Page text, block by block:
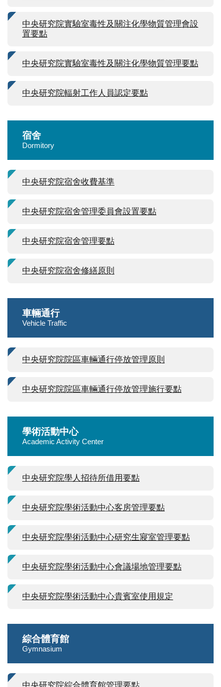
中央研究院實驗室毒性及關注化學物質管理會設
置要點
中央研究院實驗室毒性及關注化學物質管理要點
中央研究院輻射工作人員認定要點
宿舍
Dormitory
中央研究院宿舍收費基準
中央研究院宿舍管理委員會設置要點
中央研究院宿舍管理要點
中央研究院宿舍修繕原則
車輛通行
Vehicle Traffic
中央研究院院區車輛通行停放管理原則
中央研究院院區車輛通行停放管理施行要點
學術活動中心
Academic Activity Center
中央研究院學人招待所借用要點
中央研究院學術活動中心客房管理要點
中央研究院學術活動中心研究生寢室管理要點
中央研究院學術活動中心會議場地管理要點
中央研究院學術活動中心貴賓室使用規定
綜合體育館
Gymnasium